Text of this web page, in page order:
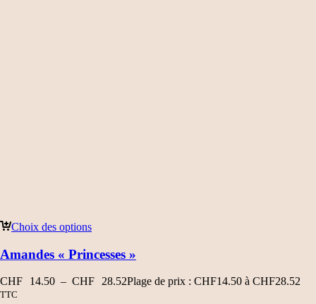
Choix des options
Amandes « Princesses »
CHF 14.50 – CHF 28.52Plage de prix : CHF14.50 à CHF28.52
TTC